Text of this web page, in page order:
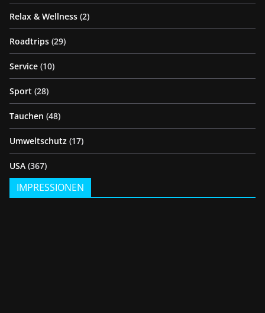
Relax & Wellness (2)
Roadtrips (29)
Service (10)
Sport (28)
Tauchen (48)
Umweltschutz (17)
USA (367)
IMPRESSIONEN